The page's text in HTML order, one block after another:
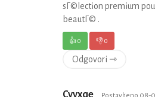
sГ©lection premium
beautГ© .
👍0 👎0
Odgovori ⇾
Cyyxqe Postavljeno 08-